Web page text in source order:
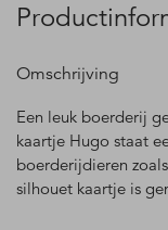
Omschrijving
Een leuk boerderij
kaartje Hugo staat
boerderijdieren
silhouet kaartje is